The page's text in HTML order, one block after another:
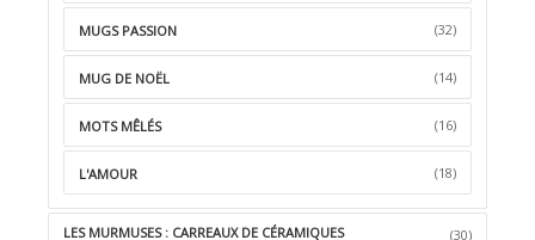
MUGS PASSION (32)
MUG DE NOËL (14)
MOTS MÊLÉS (16)
L'AMOUR (18)
LES MURMUSES : CARREAUX DE CÉRAMIQUES (30)